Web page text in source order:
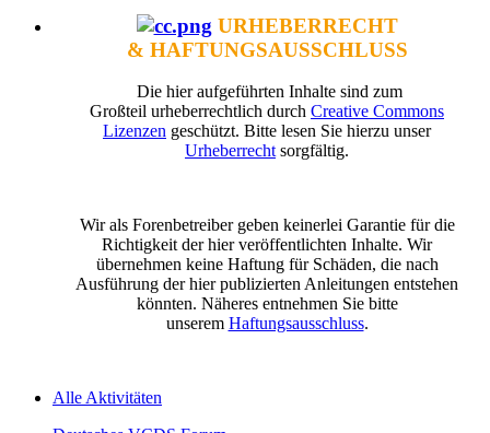
URHEBERRECHT
& HAFTUNGSAUSSCHLUSS
Die hier aufgeführten Inhalte sind zum
Großteil urheberrechtlich durch Creative Commons
Lizenzen geschützt. Bitte lesen Sie hierzu unser
Urheberrecht sorgfältig.
Wir als Forenbetreiber geben keinerlei Garantie für die
Richtigkeit der hier veröffentlichten Inhalte. Wir
übernehmen keine Haftung für Schäden, die nach
Ausführung der hier publizierten Anleitungen entstehen
könnten. Näheres entnehmen Sie bitte
unserem Haftungsausschluss.
Alle Aktivitäten